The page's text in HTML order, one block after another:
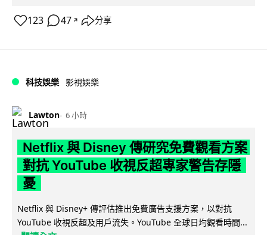
123 47 ↗ 分享
科技娛樂 影視娛樂
Lawton 6 小時
Netflix 與 Disney 傳研究免費觀看方案
對抗 YouTube 收視反超專家警告存隱
憂
Netflix 與 Disney+ 傳評估推出免費廣告支援方案，以對抗
YouTube 收視反超及用戶流失。YouTube 全球日均觀看時間...